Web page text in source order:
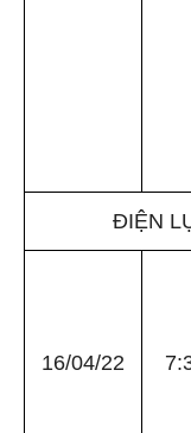
ĐIỆN
16/04/22